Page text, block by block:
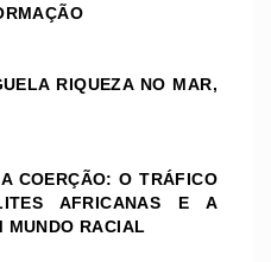
RIQUEZA NO MAR,
COERÇÃO: O TRÁFICO
AFRICANAS E A
MUNDO RACIAL